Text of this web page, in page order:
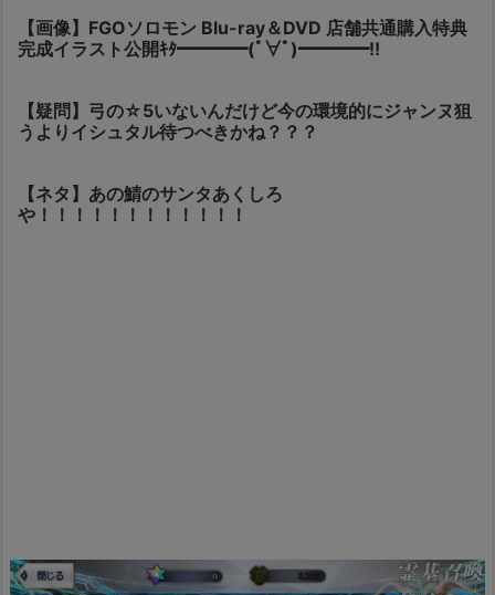
【画像】FGOソロモン Blu-ray＆DVD 店舗共通購入特典
完成イラスト公開ｷﾀ━━━━(ﾟ∀ﾟ)━━━━!!
【疑問】弓の☆5いないんだけど今の環境的にジャンヌ狙
うよりイシュタル待つべきかね？？？
【ネタ】あの鯖のサンタあくしろ
や！！！！！！！！！！！！